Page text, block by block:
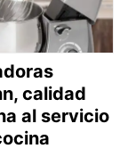
calidad
al servicio